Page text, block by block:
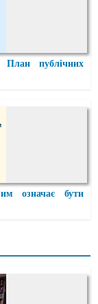
План публічних
означає бути